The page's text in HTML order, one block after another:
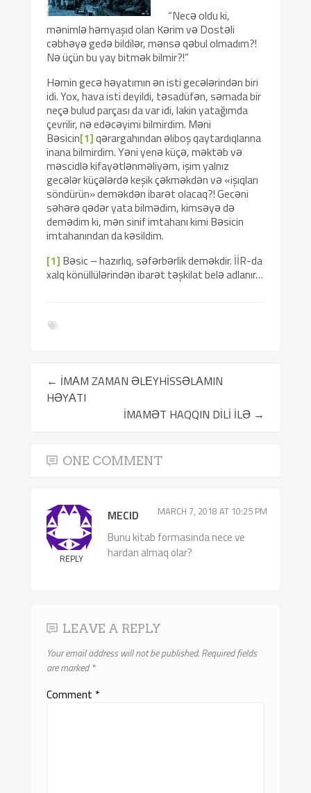
“Necə oldu ki,
mənimlə həmyaşıd olan Kərim və Dostəli
cəbhəyə gedə bildilər, mənsə qəbul olmadım?!
Nə üçün bu yay bitmək bilmir?!”
Həmin gecə həyatımın ən isti gecələrindən biri
idi. Yox, hava isti deyildi, təsadüfən, səmada bir
neçə bulud parçası da var idi, lakin yatağımda
çevrilir, nə edəcəyimi bilmirdim. Məni
Bəsicin[1]qərargahından əliboş qaytardıqlarına
inana bilmirdim. Yəni yenə küçə, məktəb və
məscidlə kifayətlənməliyəm, işim yalnız
gecələr küçələrdə keşik çəkməkdən və «işıqları
söndürün» deməkdən ibarət olacaq?! Gecəni
səhərə qədər yata bilmədim, kimsəyə də
demədim ki, mən sinif imtahanı kimi Bəsicin
imtahanından da kəsildim.
[1] Bəsic – hazırlıq, səfərbərlik deməkdir. İİR-da
xalq könüllülərindən ibarət təşkilat belə adlanır…
← İMАM ZAMAN ӘLЕYHİSSӘLАMIN
HӘYАTI
İMAMƏT HAQQIN DİLİ İLƏ →
ONE COMMENT
REPLY
MECID MARCH 7, 2018 AT 10:25 PM
Bunu kitab formasinda nece ve
hardan almaq olar?
LEAVE A REPLY
Your email address will not be published.Required fields
are marked*
Comment *